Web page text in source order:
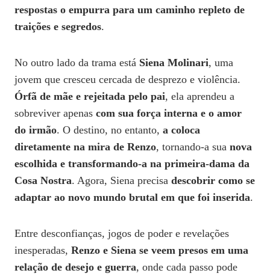
respostas o empurra para um caminho repleto de
traições e segredos.
No outro lado da trama está Siena Molinari, uma
jovem que cresceu cercada de desprezo e violência.
Órfã de mãe e rejeitada pelo pai, ela aprendeu a
sobreviver apenas com sua força interna e o amor
do irmão. O destino, no entanto, a coloca
diretamente na mira de Renzo, tornando-a sua nova
escolhida e transformando-a na primeira-dama da
Cosa Nostra. Agora, Siena precisa descobrir como se
adaptar ao novo mundo brutal em que foi inserida.
Entre desconfianças, jogos de poder e revelações
inesperadas, Renzo e Siena se veem presos em uma
relação de desejo e guerra, onde cada passo pode